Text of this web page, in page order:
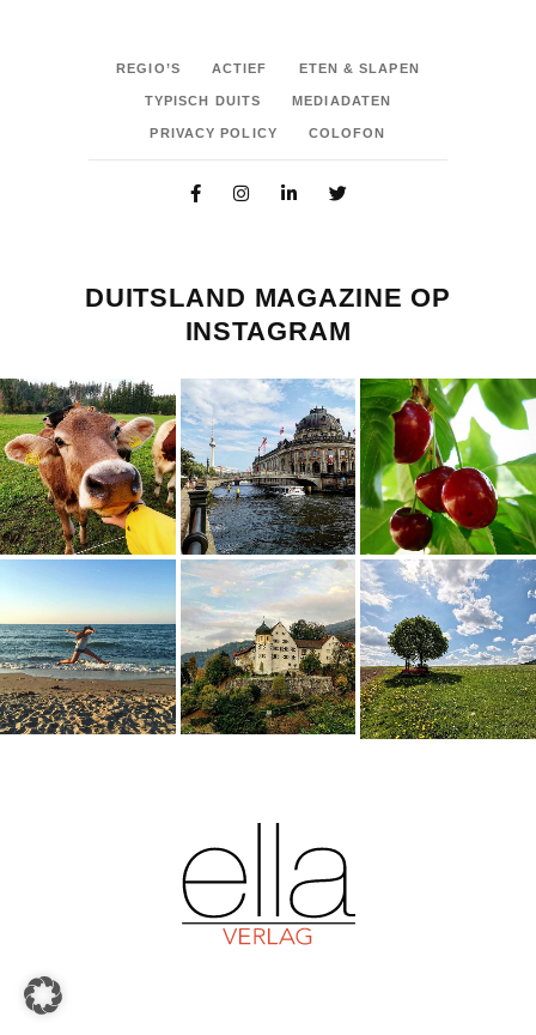
REGIO’S ACTIEF ETEN & SLAPEN
TYPISCH DUITS MEDIADATEN
PRIVACY POLICY COLOFON
DUITSLAND MAGAZINE OP
INSTAGRAM